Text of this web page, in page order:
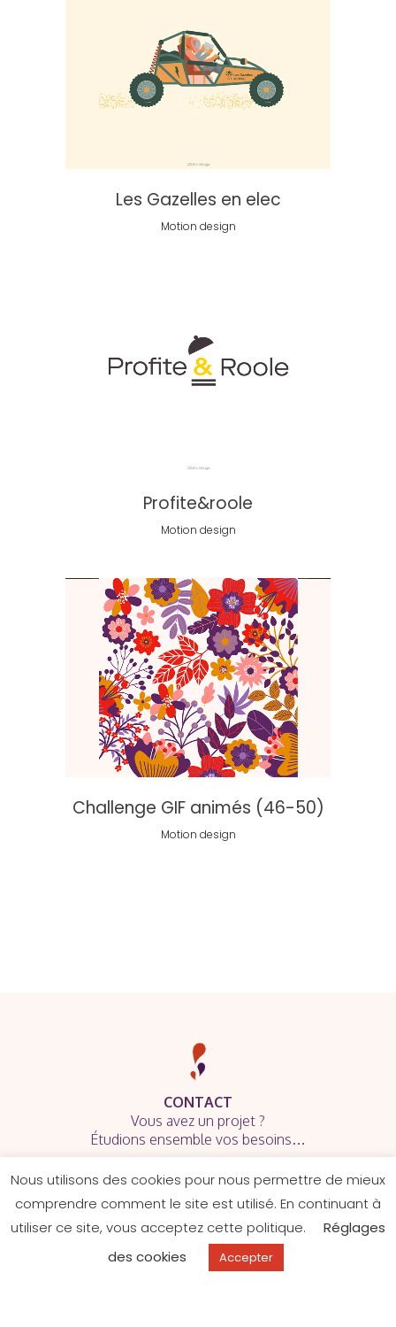
Les Gazelles en elec
Motion design
Profite&roole
Motion design
Challenge GIF animés (46-50)
Motion design
CONTACT
Vous avez un projet ?
Étudions ensemble vos besoins…
Site web made with ♥ byZeChouette
Mentions légales–Politique de confidentialité
Nous utilisons des cookies pour nous permettre de mieux
comprendre comment le site est utilisé. En continuant à
utiliser ce site, vous acceptez cette politique.
Réglages
des cookies
Accepter